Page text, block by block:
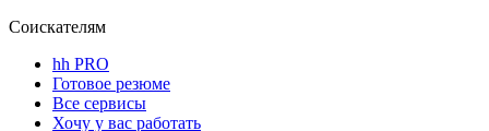
Соискателям
hh PRO
Готовое резюме
Все сервисы
Хочу у вас работать